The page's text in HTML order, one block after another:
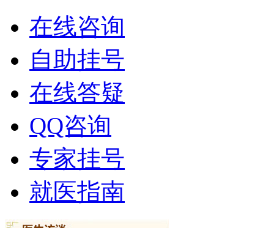
在线咨询
自助挂号
在线答疑
QQ咨询
专家挂号
就医指南